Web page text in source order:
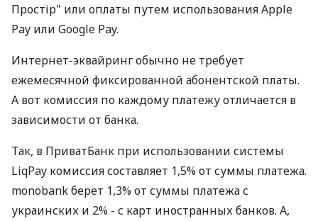
Простір" или оплаты путем использования Apple
Pay или Google Pay.
Интернет-эквайринг обычно не требует
ежемесячной фиксированной абонентской платы.
А вот комиссия по каждому платежу отличается в
зависимости от банка.
Так, в ПриватБанк при использовании системы
LiqPay комиссия составляет 1,5% от суммы платежа.
monobank берет 1,3% от суммы платежа с
украинских и 2% - с карт иностранных банков. А,